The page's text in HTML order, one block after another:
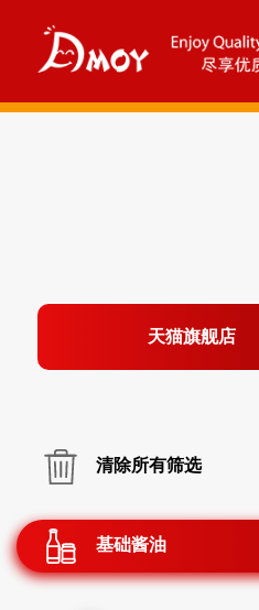
天猫旗舰店
清除所有筛选
基础酱油